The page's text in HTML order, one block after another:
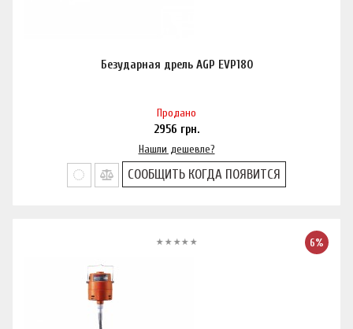
Безударная дрель AGP EVP180
Продано
2956 грн.
Нашли дешевле?
СООБЩИТЬ КОГДА ПОЯВИТСЯ
6%